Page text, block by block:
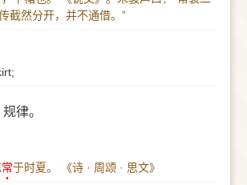
截然分开，并不通借。”
律。
常于时夏。 《诗 · 周颂 · 思文》